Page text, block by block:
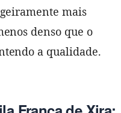
mais
denso que o
a qualidade.